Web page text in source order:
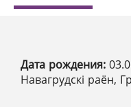
Дата рождения:
Навагрудскі раён,